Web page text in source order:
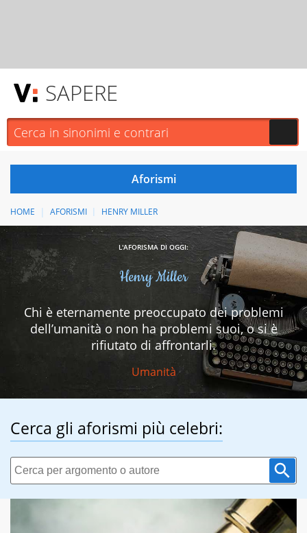
SAPERE
HOME AFORISMI HENRY MILLER
L'AFORISMA DI OGGI:
Henry Miller
Chi è eternamente preoccupato dei problemi
dell’umanità o non ha problemi suoi, o si è
rifiutato di affrontarli.
Umanità
Cerca gli aforismi più celebri: